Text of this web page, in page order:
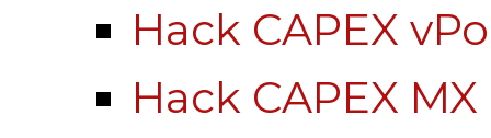
Hack CAPEX
Hack CAPEX MX